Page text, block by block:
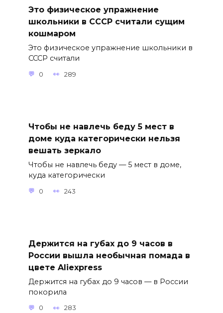
Это физическое упражнение
школьники в СССР считали сущим
кошмаром
Это физическое упражнение школьники в
СССР считали
0 289
Чтобы не навлечь беду 5 мест в
доме куда категорически нельзя
вешать зеркало
Чтобы не навлечь беду — 5 мест в доме,
куда категорически
0 243
Держится на губах до 9 часов в
России вышла необычная помада в
цвете Aliexpress
Держится на губах до 9 часов — в России
покорила
0 283